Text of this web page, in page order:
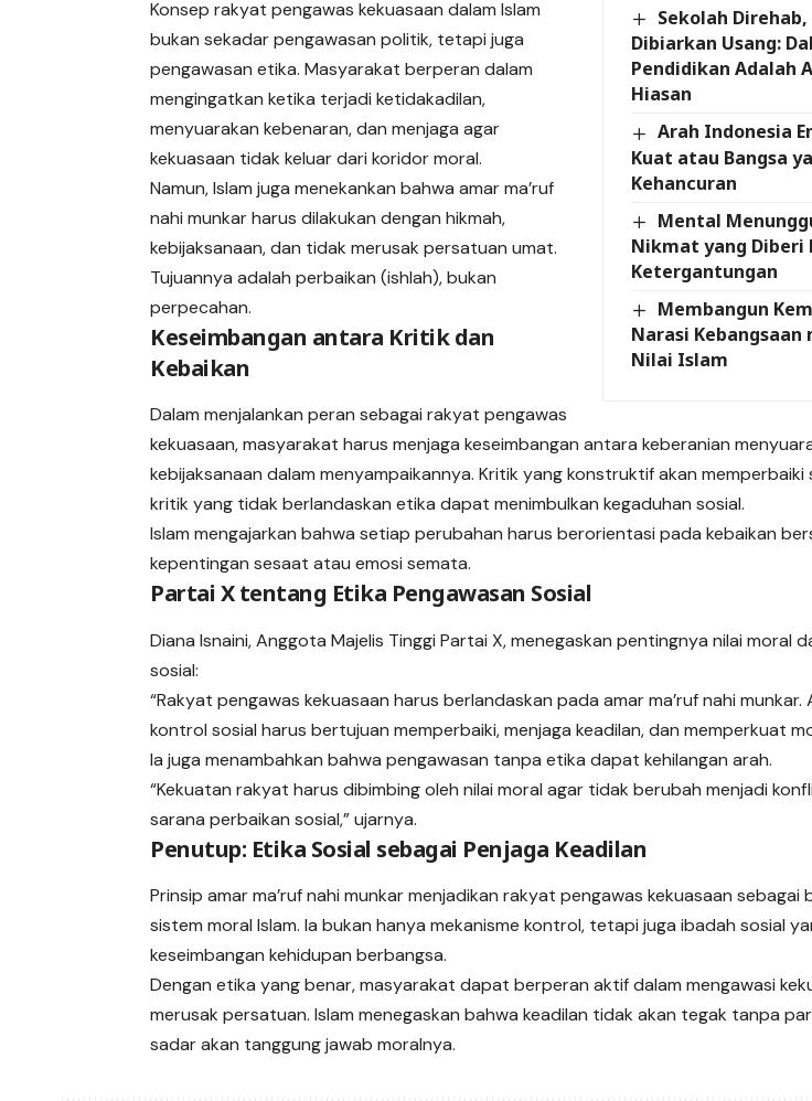
Sekolah
Dibiarkan Usang:
Pendidikan Adalah
Hiasan
Arah Indonesia
Kuat atau Bangsa
Kehancuran
Mental
Nikmat yang Diberi
Ketergantungan
Membangun
Narasi
Nilai Islam
Konsep rakyat pengawas kekuasaan dalam Islam
bukan sekadar pengawasan politik, tetapi juga
pengawasan etika. Masyarakat berperan dalam
mengingatkan ketika terjadi ketidakadilan,
menyuarakan kebenaran, dan menjaga agar
kekuasaan tidak keluar dari koridor moral.
Namun, Islam juga menekankan bahwa amar ma’ruf
nahi munkar harus dilakukan dengan hikmah,
kebijaksanaan, dan tidak merusak persatuan umat.
Tujuannya adalah perbaikan (ishlah), bukan
perpecahan.
Keseimbangan antara Kritik dan
Kebaikan
Dalam menjalankan peran sebagai rakyat pengawas
kekuasaan, masyarakat harus menjaga keseimbangan antara keberanian
kebijaksanaan dalam menyampaikannya. Kritik yang konstruktif akan memperbaiki
kritik yang tidak berlandaskan etika dapat menimbulkan kegaduhan sosial.
Islam mengajarkan bahwa setiap perubahan harus berorientasi pada kebaikan
kepentingan sesaat atau emosi semata.
Partai X tentang Etika Pengawasan Sosial
Diana Isnaini, Anggota Majelis Tinggi Partai X, menegaskan pentingnya nilai moral
sosial:
“Rakyat pengawas kekuasaan harus berlandaskan pada amar ma’ruf nahi
kontrol sosial harus bertujuan memperbaiki, menjaga keadilan, dan memperkuat
Ia juga menambahkan bahwa pengawasan tanpa etika dapat kehilangan arah.
“Kekuatan rakyat harus dibimbing oleh nilai moral agar tidak berubah menjadi
sarana perbaikan sosial,” ujarnya.
Penutup: Etika Sosial sebagai Penjaga Keadilan
Prinsip amar ma’ruf nahi munkar menjadikan rakyat pengawas kekuasaan sebagai
sistem moral Islam. Ia bukan hanya mekanisme kontrol, tetapi juga ibadah sosial
keseimbangan kehidupan berbangsa.
Dengan etika yang benar, masyarakat dapat berperan aktif dalam mengawasi
merusak persatuan. Islam menegaskan bahwa keadilan tidak akan tegak tanpa
sadar akan tanggung jawab moralnya.